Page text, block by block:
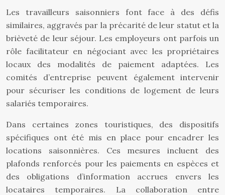
Les travailleurs saisonniers font face à des défis
similaires, aggravés par la précarité de leur statut et la
brièveté de leur séjour. Les employeurs ont parfois un
rôle facilitateur en négociant avec les propriétaires
locaux des modalités de paiement adaptées. Les
comités d’entreprise peuvent également intervenir
pour sécuriser les conditions de logement de leurs
salariés temporaires.
Dans certaines zones touristiques, des dispositifs
spécifiques ont été mis en place pour encadrer les
locations saisonnières. Ces mesures incluent des
plafonds renforcés pour les paiements en espèces et
des obligations d’information accrues envers les
locataires temporaires. La collaboration entre